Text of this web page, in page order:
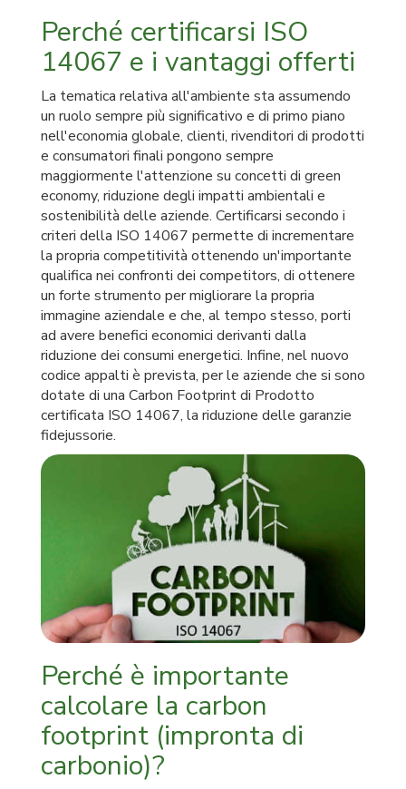
Perché certificarsi ISO
14067 e i vantaggi offerti
La tematica relativa all'ambiente sta assumendo
un ruolo sempre più significativo e di primo piano
nell'economia globale, clienti, rivenditori di prodotti
e consumatori finali pongono sempre
maggiormente l'attenzione su concetti di green
economy, riduzione degli impatti ambientali e
sostenibilità delle aziende. Certificarsi secondo i
criteri della ISO 14067 permette di incrementare
la propria competitività ottenendo un'importante
qualifica nei confronti dei competitors, di ottenere
un forte strumento per migliorare la propria
immagine aziendale e che, al tempo stesso, porti
ad avere benefici economici derivanti dalla
riduzione dei consumi energetici. Infine, nel nuovo
codice appalti è prevista, per le aziende che si sono
dotate di una Carbon Footprint di Prodotto
certificata ISO 14067, la riduzione delle garanzie
fidejussorie.
Perché è importante
calcolare la carbon
footprint (impronta di
carbonio)?